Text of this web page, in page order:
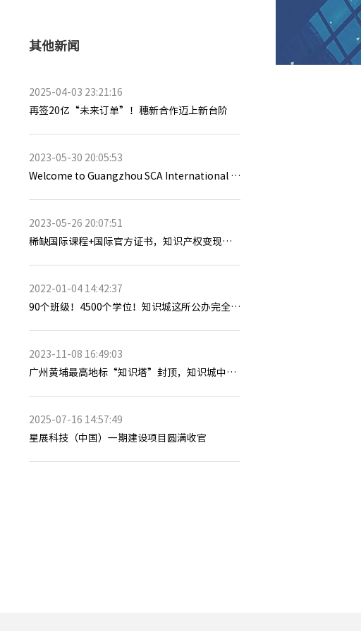
其他新闻
2025-04-03 23:21:16
再签20亿“未来订单”！穗新合作迈上新台阶
2023-05-30 20:05:53
Welcome to Guangzhou SCA International School Open Day！
2023-05-26 20:07:51
稀缺国际课程+国际官方证书，知识产权变现秘籍培训报名啦！
2022-01-04 14:42:37
90个班级！4500个学位！知识城这所公办完全中学全面主体封顶！
2023-11-08 16:49:03
广州黄埔最高地标“知识塔”封顶，知识城中新合作迈向“新高度”
2025-07-16 14:57:49
星展科技（中国）一期建设项目圆满收官